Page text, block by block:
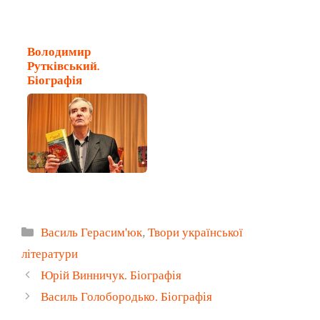
Володимир
Рутківський.
Біографія
Категорії
Василь Герасим'юк,Твори української
літератури
Юрій Винничук. Біографія
Василь Голобородько. Біографія